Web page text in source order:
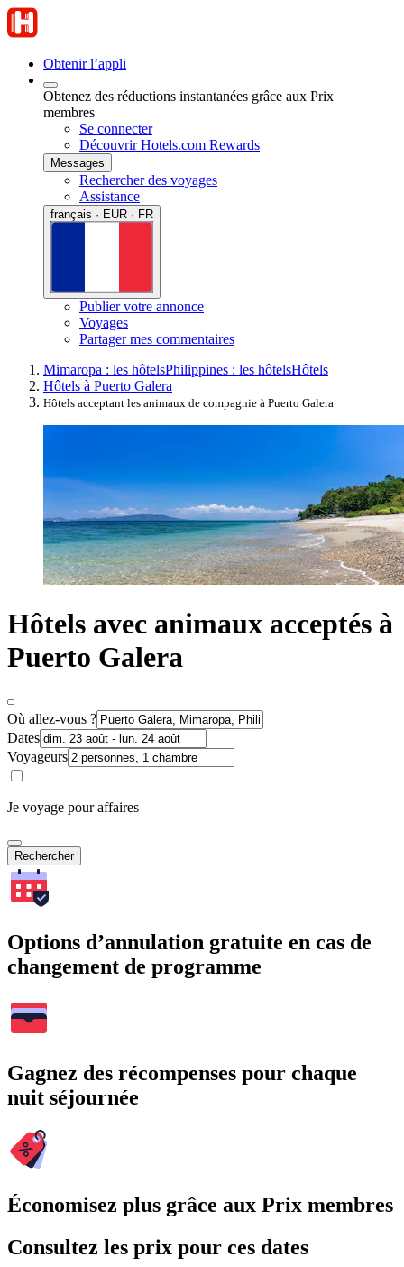
Obtenir l’appli
Obtenez des réductions instantanées grâce aux Prix
membres
Se connecter
Découvrir Hotels.com Rewards
Messages
Rechercher des voyages
Assistance
français · EUR · FR
Publier votre annonce
Voyages
Partager mes commentaires
Mimaropa : les hôtelsPhilippines : les hôtelsHôtels
Hôtels à Puerto Galera
Hôtels acceptant les animaux de compagnie à Puerto Galera
Hôtels avec animaux acceptés à
Puerto Galera
Où allez-vous ?
Dates
Voyageurs
Je voyage pour affaires
Rechercher
Options d’annulation gratuite en cas de
changement de programme
Gagnez des récompenses pour chaque
nuit séjournée
Économisez plus grâce aux Prix membres
Consultez les prix pour ces dates